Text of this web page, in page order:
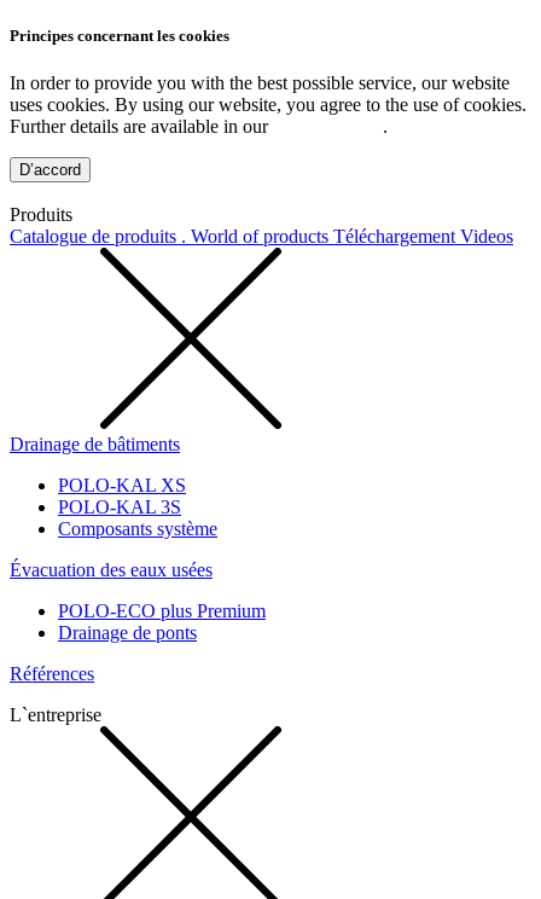
Principes concernant les cookies
In order to provide you with the best possible service, our website
uses cookies. By using our website, you agree to the use of cookies.
Further details are available in our
.
D’accord
Produits
Catalogue de produits . World of products Téléchargement Videos
Drainage de bâtiments
POLO-KAL XS
POLO-KAL 3S
Composants système
Évacuation des eaux usées
POLO-ECO plus Premium
Drainage de ponts
Références
L`entreprise